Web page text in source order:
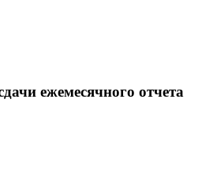
ежемесячного отчета